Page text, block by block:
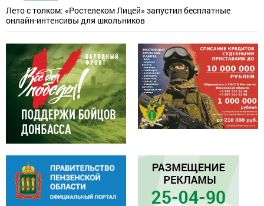
Лето с толком: «Ростелеком Лицей» запустил бесплатные
онлайн-интенсивы для школьников